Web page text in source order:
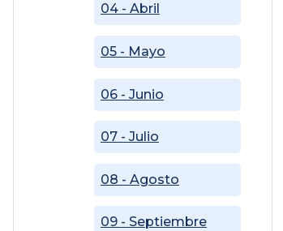
04 - Abril
05 - Mayo
06 - Junio
07 - Julio
08 - Agosto
09 - Septiembre